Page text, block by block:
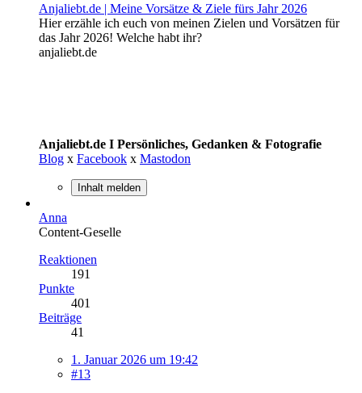
Anjaliebt.de | Meine Vorsätze & Ziele fürs Jahr 2026
Hier erzähle ich euch von meinen Zielen und Vorsätzen für
das Jahr 2026! Welche habt ihr?
anjaliebt.de
Anjaliebt.de I Persönliches, Gedanken & Fotografie
Blog x Facebook x Mastodon
Inhalt melden
Anna
Content-Geselle
Reaktionen
191
Punkte
401
Beiträge
41
1. Januar 2026 um 19:42
#13